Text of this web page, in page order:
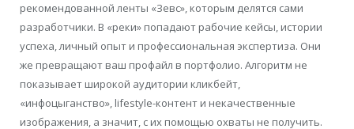
рекомендованной ленты «Зевс», которым делятся сами
разработчики. В «реки» попадают рабочие кейсы, истории
успеха, личный опыт и профессиональная экспертиза. Они
же превращают ваш профайл в портфолио. Алгоритм не
показывает широкой аудитории кликбейт,
«инфоцыганство», lifestyle-контент и некачественные
изображения, а значит, с их помощью охваты не получить.